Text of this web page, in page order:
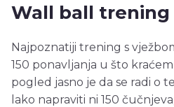
Wall ball trening
Najpoznatiji trening s
150 ponavljanja u što
pogled jasno je da se radi o
lako napraviti ni 150